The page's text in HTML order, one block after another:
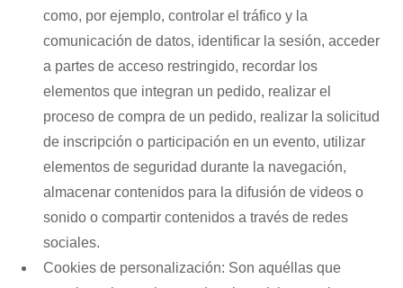
como, por ejemplo, controlar el tráfico y la
comunicación de datos, identificar la sesión, acceder
a partes de acceso restringido, recordar los
elementos que integran un pedido, realizar el
proceso de compra de un pedido, realizar la solicitud
de inscripción o participación en un evento, utilizar
elementos de seguridad durante la navegación,
almacenar contenidos para la difusión de videos o
sonido o compartir contenidos a través de redes
sociales.
Cookies de personalización: Son aquéllas que